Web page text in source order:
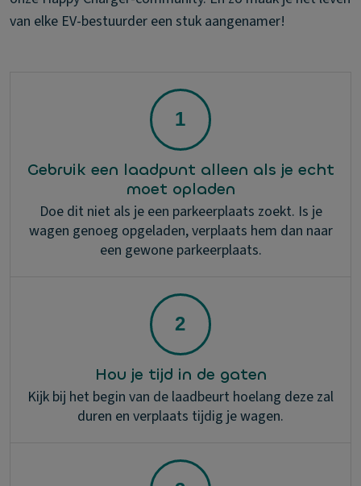
van elke EV-bestuurder een stuk aangenamer!
Gebruik een laadpunt alleen als je echt
moet opladen
Doe dit niet als je een parkeerplaats zoekt. Is je
wagen genoeg opgeladen, verplaats hem dan naar
een gewone parkeerplaats.
Hou je tijd in de gaten
Kijk bij het begin van de laadbeurt hoelang deze zal
duren en verplaats tijdig je wagen.